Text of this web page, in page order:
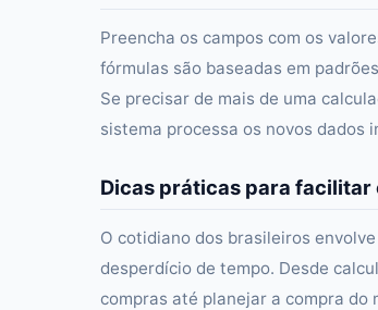
Preencha os campos com os
fórmulas são baseadas em
Se precisar de mais de uma
sistema processa os novos dados
Dicas práticas para facilitar
O cotidiano dos brasileiros
desperdício de tempo. Desde
compras até planejar a compra